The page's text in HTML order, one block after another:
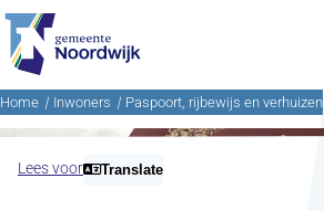
Ga naar de inhoud
Home Inwoners Paspoort, rijbewijs en verhuizen
Lees voor Translate